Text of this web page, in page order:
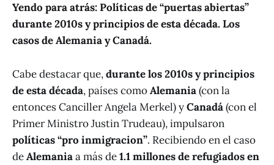
Yendo para atrás: Políticas de “puertas abiertas”
durante 2010s y principios de esta década. Los
casos de Alemania y Canadá.
Cabe destacar que,durante los 2010s y principios
de esta década, países comoAlemania(con la
entonces Canciller Angela Merkel) yCanadá(con el
Primer Ministro Justin Trudeau), impulsaron
políticas “pro inmigracion”. Recibiendo en el caso
deAlemaniaa más de1.1 millones de refugiados en